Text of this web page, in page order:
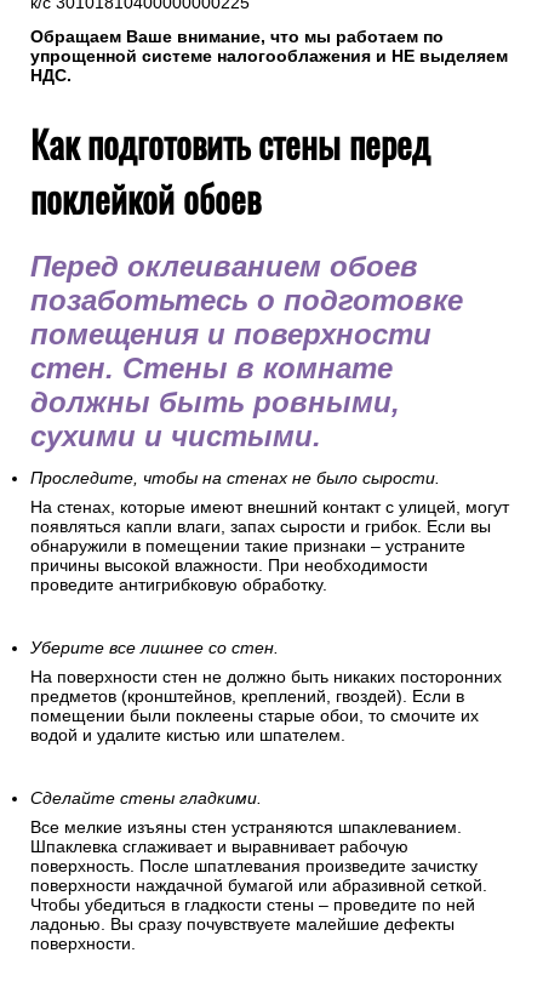
Обращаем Ваше внимание, что мы работаем по
упрощенной системе налогооблажения и НЕ выделяем
НДС.
Как подготовить стены перед
поклейкой обоев
Перед оклеиванием обоев
позаботьтесь о подготовке
помещения и поверхности
стен. Стены в комнате
должны быть ровными,
сухими и чистыми.
Проследите, чтобы на стенах не было сырости.
На стенах, которые имеют внешний контакт с улицей, могут
появляться капли влаги, запах сырости и грибок. Если вы
обнаружили в помещении такие признаки – устраните
причины высокой влажности. При необходимости
проведите антигрибковую обработку.
Уберите все лишнее со стен.
На поверхности стен не должно быть никаких посторонних
предметов (кронштейнов, креплений, гвоздей). Если в
помещении были поклеены старые обои, то смочите их
водой и удалите кистью или шпателем.
Сделайте стены гладкими.
Все мелкие изъяны стен устраняются шпаклеванием.
Шпаклевка сглаживает и выравнивает рабочую
поверхность. После шпатлевания произведите зачистку
поверхности наждачной бумагой или абразивной сеткой.
Чтобы убедиться в гладкости стены – проведите по ней
ладонью. Вы сразу почувствуете малейшие дефекты
поверхности.